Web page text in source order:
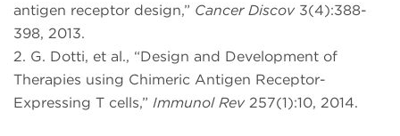
antigen receptor design,” Cancer Discov 3(4):388-
398, 2013.
2. G. Dotti, et al., “Design and Development of
Therapies using Chimeric Antigen Receptor-
Expressing T cells,” Immunol Rev 257(1):10, 2014.